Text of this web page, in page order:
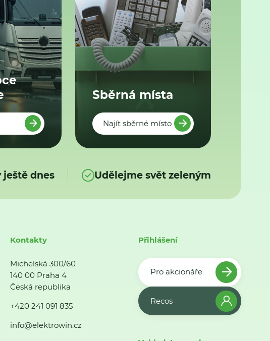
Sběrná místa
Najít sběrné místo
dnes Udělejme svět zeleným
Kontakty
Michelská 300/60
140 00 Praha 4
Česká republika
+420 241 091 835
info@elektrowin.cz
Přihlášení
Pro akcionáře
Recos